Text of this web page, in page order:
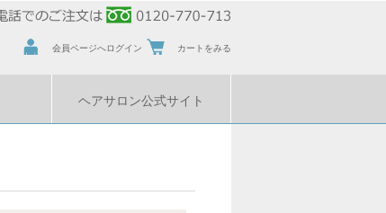
会員ページへログイン カートをみる
ヘアサロン公式サイト